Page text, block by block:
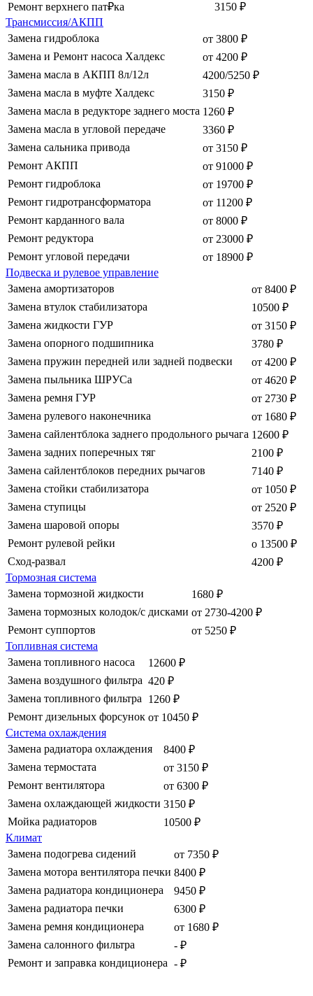
Ремонт верхнего пат₽ка
3150 ₽
Трансмиссия/АКПП
Замена гидроблока
от 3800 ₽
Замена и Ремонт насоса Халдекс
от 4200 ₽
Замена масла в АКПП 8л/12л
4200/5250 ₽
Замена масла в муфте Халдекс
3150 ₽
Замена масла в редукторе заднего моста 1260 ₽
Замена масла в угловой передаче
3360 ₽
Замена сальника привода
от 3150 ₽
Ремонт АКПП
от 91000 ₽
Ремонт гидроблока
от 19700 ₽
Ремонт гидротрансформатора
от 11200 ₽
Ремонт карданного вала
от 8000 ₽
Ремонт редуктора
от 23000 ₽
Ремонт угловой передачи
от 18900 ₽
Подвеска и рулевое управление
Замена амортизаторов
от 8400 ₽
Замена втулок стабилизатора
10500 ₽
Замена жидкости ГУР
от 3150 ₽
Замена опорного подшипника
3780 ₽
Замена пружин передней или задней подвески
от 4200 ₽
Замена пыльника ШРУСа
от 4620 ₽
Замена ремня ГУР
от 2730 ₽
Замена рулевого наконечника
от 1680 ₽
Замена сайлентблока заднего продольного рычага 12600 ₽
Замена задних поперечных тяг
2100 ₽
Замена сайлентблоков передних рычагов
7140 ₽
Замена стойки стабилизатора
от 1050 ₽
Замена ступицы
от 2520 ₽
Замена шаровой опоры
3570 ₽
Ремонт рулевой рейки
о 13500 ₽
Сход-развал
4200 ₽
Тормозная система
Замена тормозной жидкости
1680 ₽
Замена тормозных колодок/с дисками от 2730-4200 ₽
Ремонт суппортов
от 5250 ₽
Топливная система
Замена топливного насоса
12600 ₽
Замена воздушного фильтра 420 ₽
Замена топливного фильтра
1260 ₽
Ремонт дизельных форсунок от 10450 ₽
Система охлаждения
Замена радиатора охлаждения
8400 ₽
Замена термостата
от 3150 ₽
Ремонт вентилятора
от 6300 ₽
Замена охлаждающей жидкости 3150 ₽
Мойка радиаторов
10500 ₽
Климат
Замена подогрева сидений
от 7350 ₽
Замена мотора вентилятора печки 8400 ₽
Замена радиатора кондиционера
9450 ₽
Замена радиатора печки
6300 ₽
Замена ремня кондиционера
от 1680 ₽
Замена салонного фильтра
- ₽
Ремонт и заправка кондиционера - ₽